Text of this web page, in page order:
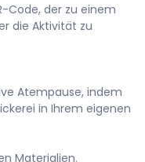
Code, der zu einem
die Aktivität zu
Atempause, indem
in Ihrem eigenen
Materialien.